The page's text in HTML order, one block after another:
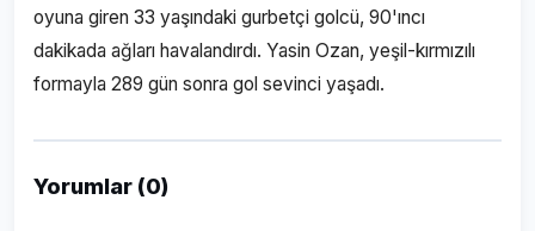
oyuna giren 33 yaşındaki gurbetçi golcü, 90'ıncı
dakikada ağları havalandırdı. Yasin Ozan, yeşil-kırmızılı
formayla 289 gün sonra gol sevinci yaşadı.
Yorumlar (0)